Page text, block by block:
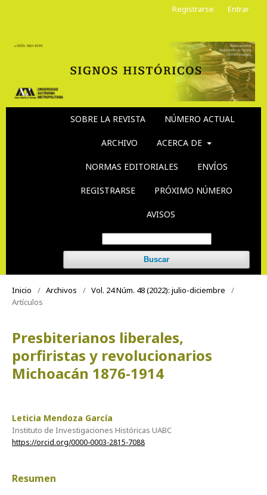
SOBRE LA REVISTA NÚMERO ACTUAL
ARCHIVO ACERCA DE
NORMAS EDITORIALES ENVÍOS
REGISTRARSE PRÓXIMO NÚMERO
AVISOS
Buscar
Registrarse Entrar
Inicio / Archivos / Vol. 24 Núm. 48 (2022): julio-diciembre
/
Artículos
Presbiterianos liberales,
porfiristas y revolucionarios
Michoacán 1876-1914
Leticia Mendoza García
Instituto de Investigaciones Históricas UABC
https://orcid.org/0000-0003-2815-7088
Resumen